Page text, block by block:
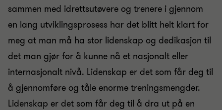
sammen med idrettsutøvere og trenere i gjennom
en lang utviklingsprosess har det blitt helt klart for
meg at man må ha stor lidenskap og dedikasjon til
det man gjør for å kunne nå et nasjonalt eller
internasjonalt nivå. Lidenskap er det som får deg til
å gjennomføre og tåle enorme treningsmengder.
Lidenskap er det som får deg til å dra ut på en